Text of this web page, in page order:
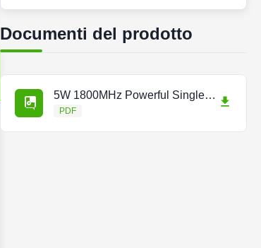
Documenti del prodotto
5W 1800MHz Powerful Single band Repeater.pdf
PDF